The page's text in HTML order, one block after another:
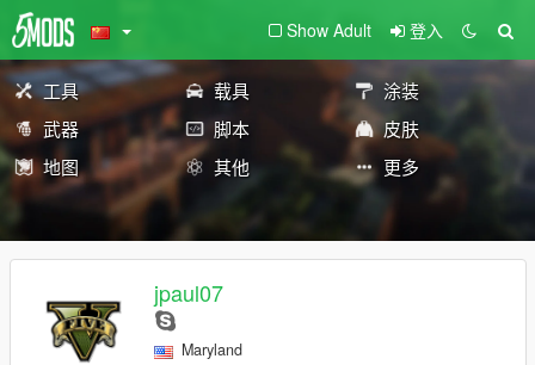
Show Adult 登入
工具 载具
涂装
武器
脚本
皮肤
地图
其他 更多
jpaul07
Maryland